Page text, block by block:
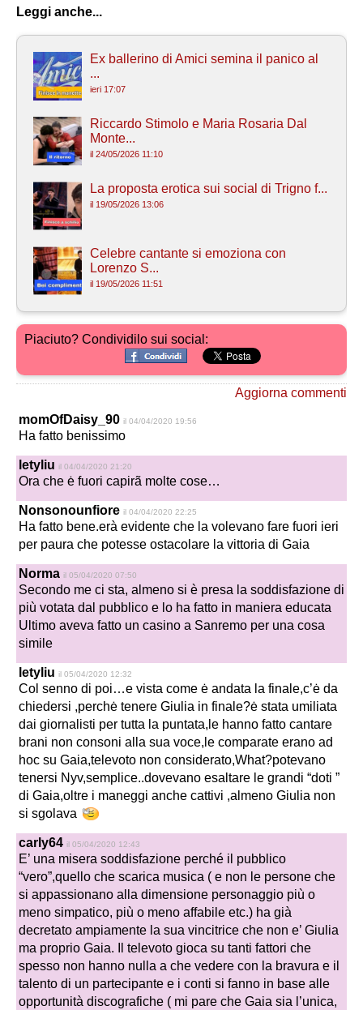
Leggi anche...
Ex ballerino di Amici semina il panico al
...
ieri 17:07
Riccardo Stimolo e Maria Rosaria Dal
Monte...
il 24/05/2026 11:10
La proposta erotica sui social di Trigno f...
il 19/05/2026 13:06
Celebre cantante si emoziona con
Lorenzo S...
il 19/05/2026 11:51
Piaciuto? Condividilo sui social:
Aggiorna commenti
momOfDaisy_90 il 04/04/2020 19:56
Ha fatto benissimo
letyliu il 04/04/2020 21:20
Ora che ė fuori capirã molte cose…
Nonsonounfiore il 04/04/2020 22:25
Ha fatto bene.erà evidente che la volevano fare fuori ieri
per paura che potesse ostacolare la vittoria di Gaia
Norma il 05/04/2020 07:50
Secondo me ci sta, almeno si è presa la soddisfazione di
più votata dal pubblico e lo ha fatto in maniera educata
Ultimo aveva fatto un casino a Sanremo per una cosa
simile
letyliu il 05/04/2020 12:32
Col senno di poi…e vista come ė andata la finale,c’ė da
chiedersi ,perchė tenere Giulia in finale?ė stata umiliata
dai giornalisti per tutta la puntata,le hanno fatto cantare
brani non consoni alla sua voce,le comparate erano ad
hoc su Gaia,televoto non considerato,What?potevano
tenersi Nyv,semplice..dovevano esaltare le grandi “doti ”
di Gaia,oltre i maneggi anche cattivi ,almeno Giulia non
si sgolava
carly64 il 05/04/2020 12:43
E’ una misera soddisfazione perché il pubblico
“vero”,quello che scarica musica ( e non le persone che
si appassionano alla dimensione personaggio più o
meno simpatico, più o meno affabile etc.) ha già
decretato ampiamente la sua vincitrice che non e’ Giulia
ma proprio Gaia. Il televoto gioca su tanti fattori che
spesso non hanno nulla a che vedere con la bravura e il
talento di un partecipante e i conti si fanno in base alle
opportunità discografiche ( mi pare che Gaia sia l’unica,